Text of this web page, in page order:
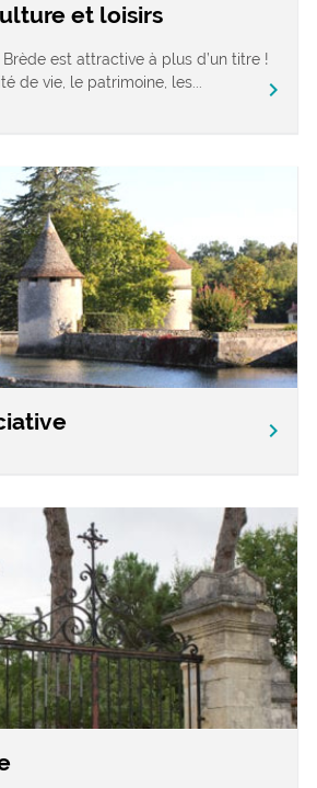
et loisirs
Brède est attractive à plus d’un titre !
de vie, le patrimoine, les...
chevron_right
chevron_right